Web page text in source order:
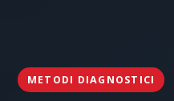
METODI DIAGNOSTICI